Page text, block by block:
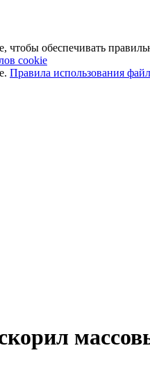
обеспечивать
cookie
Правила использования